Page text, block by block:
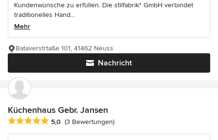
Kundenwünsche zu erfüllen. Die stilfabrik* GmbH verbindet
traditionelles Hand...
Mehr
Nachricht
Bataverstrtaße 101, 41462 Neuss
Küchenhaus Gebr. Jansen
Durchschnittliche Bewertung: 5 von 5 Sternen
5,0 (3 Bewertungen)